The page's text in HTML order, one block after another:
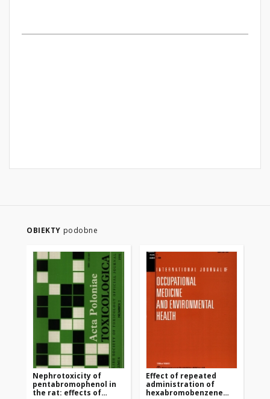
OBIEKTY podobne
Nephrotoxicity of
pentabromophenol in
the rat: effects of
Effect of repeated
administration of
hexabromobenzene